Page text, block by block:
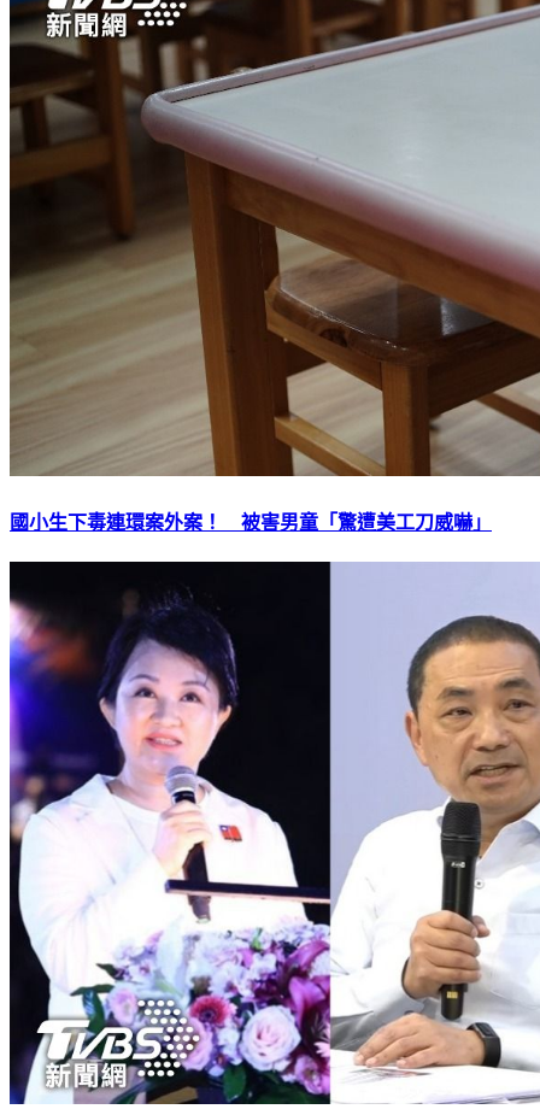
國小生下毒連環案外案！ 被害男童「驚遭美工刀威嚇」